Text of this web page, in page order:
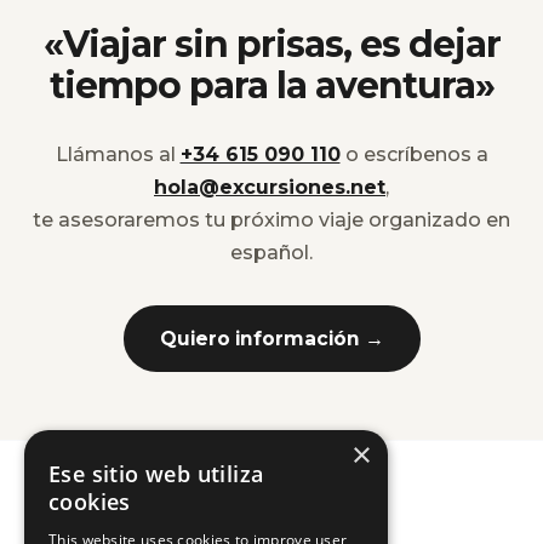
«Viajar sin prisas, es dejar
tiempo para la aventura»
Llámanos al +34 615 090 110o escríbenos a
hola@excursiones.net,
te asesoraremos tu próximo viaje organizado en
español.
Quiero información →
×
Ese sitio web utiliza
cookies
This website uses cookies to improve user